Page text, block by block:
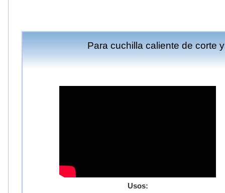
Para cuchilla caliente de corte
Usos: